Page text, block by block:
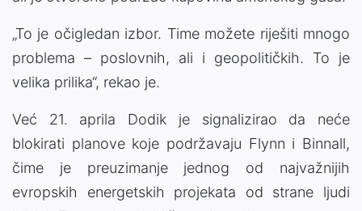
„To je očigledan izbor. Time možete riješiti mnogo
problema – poslovnih, ali i geopolitičkih. To je
velika prilika“, rekao je.
Već 21. aprila Dodik je signalizirao da neće
blokirati planove koje podržavaju Flynn i Binnall,
čime je preuzimanje jednog od najvažnijih
evropskih energetskih projekata od strane ljudi